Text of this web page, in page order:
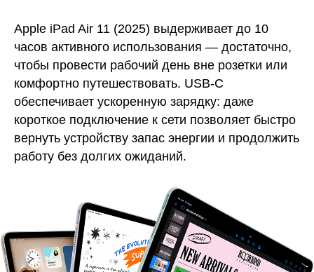
Apple iPad Air 11 (2025) выдерживает до 10
часов активного использования — достаточно,
чтобы провести рабочий день вне розетки или
комфортно путешествовать. USB-C
обеспечивает ускоренную зарядку: даже
короткое подключение к сети позволяет быстро
вернуть устройству запас энергии и продолжить
работу без долгих ожиданий.